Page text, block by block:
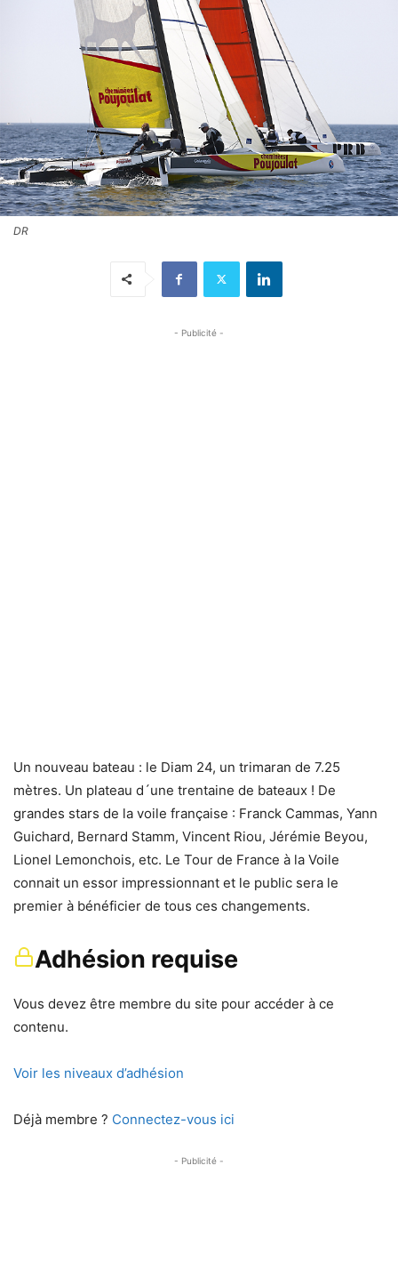
DR
- Publicité -
Un nouveau bateau : le Diam 24, un trimaran de 7.25
mètres. Un plateau d´une trentaine de bateaux ! De
grandes stars de la voile française : Franck Cammas, Yann
Guichard, Bernard Stamm, Vincent Riou, Jérémie Beyou,
Lionel Lemonchois, etc. Le Tour de France à la Voile
connait un essor impressionnant et le public sera le
premier à bénéficier de tous ces changements.
Adhésion requise
Vous devez être membre du site pour accéder à ce
contenu.
Voir les niveaux d’adhésion
Déjà membre ? Connectez-vous ici
- Publicité -